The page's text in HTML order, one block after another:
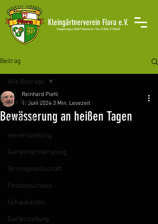
Kleingärtnerverein Flora e.V.
Hoppelweg 2, 30657 Hannover /Tel.: 01556 /1725630
Beitrag
Alle Beiträge
Vorstand
Vereinszeitung
Gartenfachberatung
Stromgesellschaft
Festausschuss
Schaukasten
Gartenzeitung
Alle Beiträge
Bewässerung an heißen Tagen
Reinhard Piehl
1. Juni 2024 3 Min. Lesezeit